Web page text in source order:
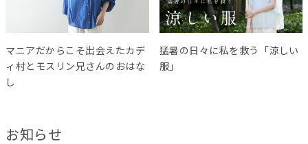
マニアだからこそ出会えたカデ
ィ村とモスリン兄さんのおはな
し
猛暑の日々に私を救う「涼しい
服」
お知らせ